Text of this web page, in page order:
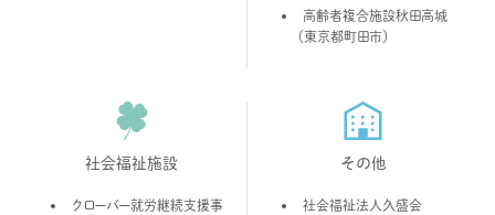
高齢者複合施設秋田高城
（東京都町田市）
社会福祉施設
クローバー就労継続支援事
その他
社会福祉法人久盛会